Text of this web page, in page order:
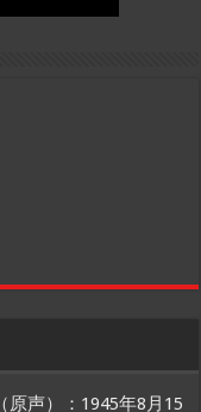
原声）：1945年8月15